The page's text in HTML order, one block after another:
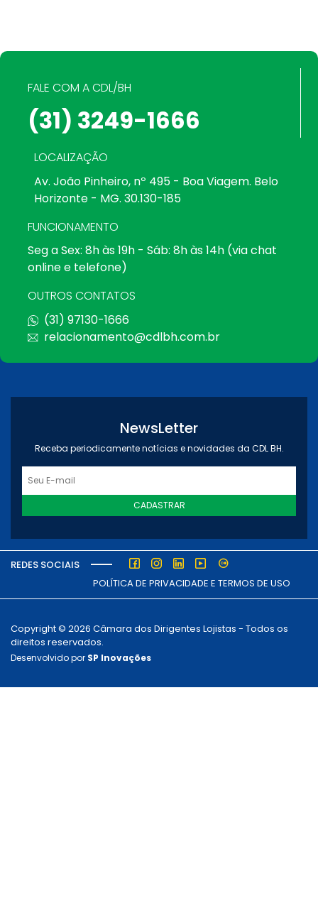
FALE COM A CDL/BH
(31) 3249-1666
LOCALIZAÇÃO
Av. João Pinheiro, nº 495 - Boa Viagem. Belo
Horizonte - MG. 30.130-185
FUNCIONAMENTO
Seg a Sex: 8h às 19h - Sáb: 8h às 14h (via chat
online e telefone)
OUTROS CONTATOS
(31) 97130-1666
relacionamento@cdlbh.com.br
NewsLetter
Receba periodicamente notícias e novidades da CDL BH.
CADASTRAR
REDES SOCIAIS
POLÍTICA DE PRIVACIDADE E TERMOS DE USO
Copyright © 2026 Câmara dos Dirigentes Lojistas - Todos os
direitos reservados.
Desenvolvido por SP Inovações